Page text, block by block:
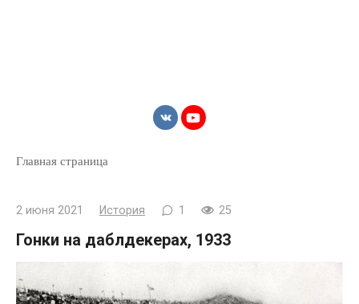
Главная страница
2 июня 2021 История 1 25
Гонки на даблдекерах, 1933